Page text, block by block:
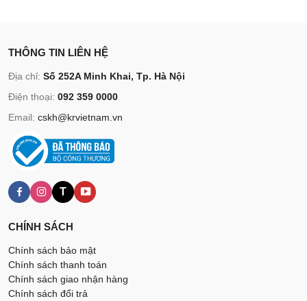
THÔNG TIN LIÊN HỆ
Địa chỉ: Số 252A Minh Khai, Tp. Hà Nội
Điện thoại: 092 359 0000
Email: cskh@krvietnam.vn
T
CHÍNH SÁCH
Chính sách bảo mật
Chính sách thanh toán
Chính sách giao nhận hàng
Chính sách đổi trả